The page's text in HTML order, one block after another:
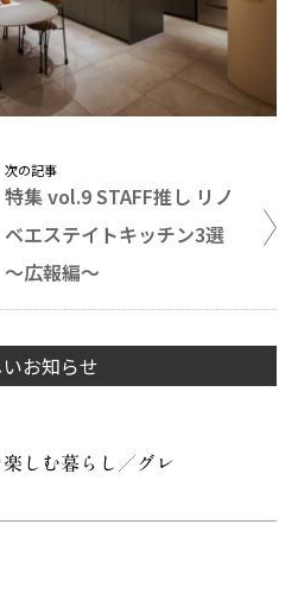
次の記事
特集 vol.9 STAFF推し リノ
ベエステイトキッチン3選
〜広報編〜
お知らせ
しむ暮らし／グレ